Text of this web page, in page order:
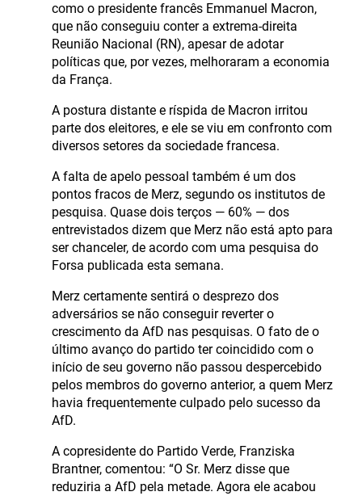
como o presidente francês Emmanuel Macron,
que não conseguiu conter a extrema-direita
Reunião Nacional (RN), apesar de adotar
políticas que, por vezes, melhoraram a economia
da França.
A postura distante e ríspida de Macron irritou
parte dos eleitores, e ele se viu em confronto com
diversos setores da sociedade francesa.
A falta de apelo pessoal também é um dos
pontos fracos de Merz, segundo os institutos de
pesquisa. Quase dois terços — 60% — dos
entrevistados dizem que Merz não está apto para
ser chanceler, de acordo com uma pesquisa do
Forsa publicada esta semana.
Merz certamente sentirá o desprezo dos
adversários se não conseguir reverter o
crescimento da AfD nas pesquisas. O fato de o
último avanço do partido ter coincidido com o
início de seu governo não passou despercebido
pelos membros do governo anterior, a quem Merz
havia frequentemente culpado pelo sucesso da
AfD.
A copresidente do Partido Verde, Franziska
Brantner, comentou: “O Sr. Merz disse que
reduziria a AfD pela metade. Agora ele acabou